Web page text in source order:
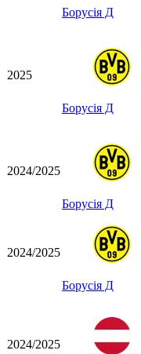
Борусія Д
2025
Борусія Д
2024/2025
Борусія Д
2024/2025
Борусія Д
2024/2025